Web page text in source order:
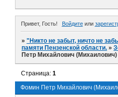
Привет, Гость! Войдитеили
»"Никто не забыт, ничто не
памяти Пензенской области. »
Петр Михайлович (Михаилович)
Фомин Петр Михайлович
Страница:1